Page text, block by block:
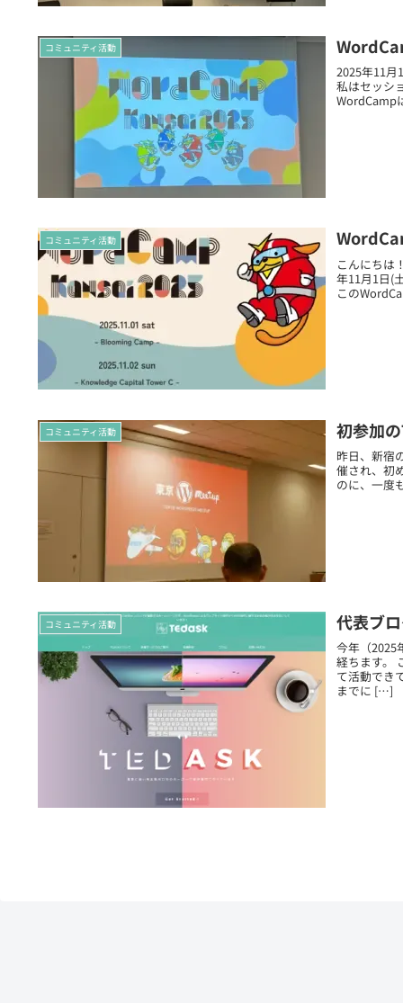
コミュニティ活動
2025年11
私はセッシ
WordCamp
コミュニティ活動
こんにちは
年11月1日(
この
コミュニティ活動 初参加
昨日、新宿
催され、初
のに、一度
コミュニティ活動 代表ブ
今年（2025
経ちます。
て活動でき
までに […]